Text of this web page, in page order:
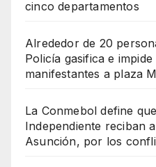
cinco departamentos
Alrededor de 20
Policía gasifica e
manifestantes a plaza
La Conmebol define
Independiente reciban
Asunción, por los